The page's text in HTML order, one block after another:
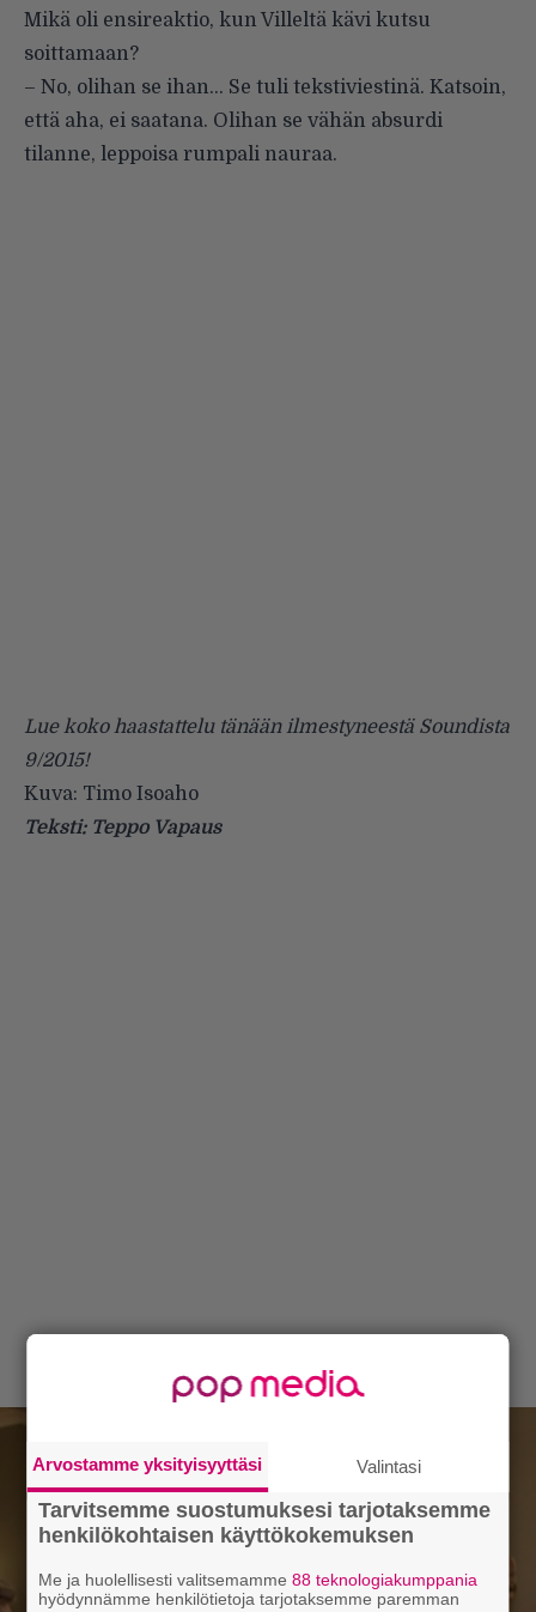
Mikä oli ensireaktio, kun Villeltä kävi kutsu
soittamaan?
– No, olihan se ihan… Se tuli tekstiviestinä. Katsoin,
että aha, ei saatana. Olihan se vähän absurdi
tilanne, leppoisa rumpali nauraa.
Lue koko haastattelu tänään ilmestyneestä Soundista
9/2015!
Kuva: Timo Isoaho
Teksti: Teppo Vapaus
Arvostamme yksityisyyttäsi Valintasi
Tarvitsemme suostumuksesi tarjotaksemme
henkilökohtaisen käyttökokemuksen
Me ja huolellisesti valitsemamme88 teknologiakumppania
hyödynnämme henkilötietoja tarjotaksemme paremman